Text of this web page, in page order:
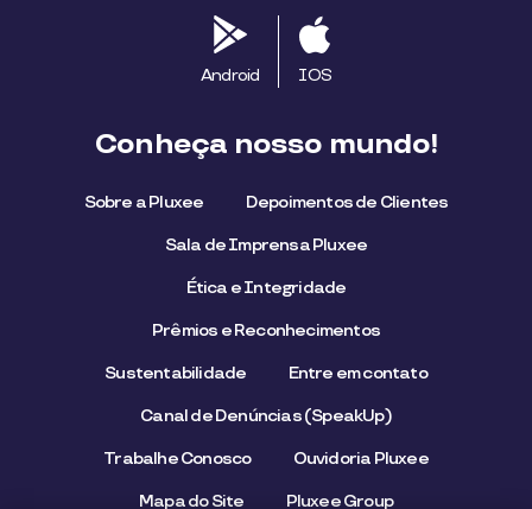
Android IOS
Conheça nosso mundo!
Sobre a Pluxee Depoimentos de Clientes
Sala de Imprensa Pluxee
Ética e Integridade
Prêmios e Reconhecimentos
Sustentabilidade Entre em contato
Canal de Denúncias (SpeakUp)
Trabalhe Conosco Ouvidoria Pluxee
Mapa do Site Pluxee Group